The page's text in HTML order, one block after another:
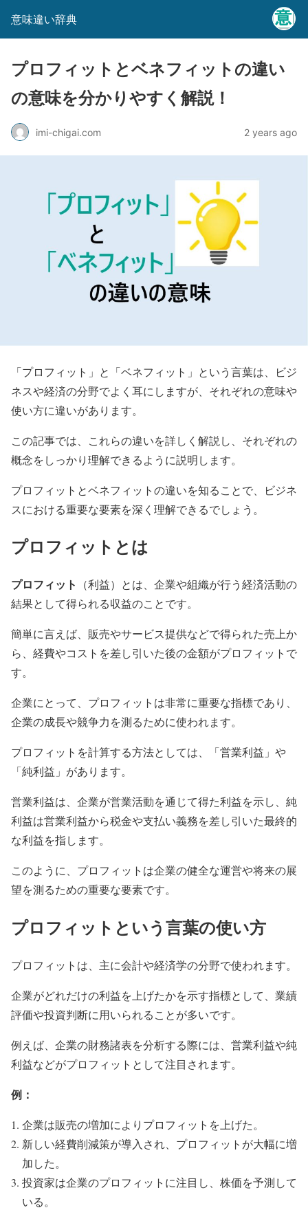
意味違い辞典
プロフィットとベネフィットの違い
の意味を分かりやすく解説！
imi-chigai.com 2 years ago
「プロフィット」と「ベネフィット」という言葉は、ビジ
ネスや経済の分野でよく耳にしますが、それぞれの意味や
使い方に違いがあります。
この記事では、これらの違いを詳しく解説し、それぞれの
概念をしっかり理解できるように説明します。
プロフィットとベネフィットの違いを知ることで、ビジネ
スにおける重要な要素を深く理解できるでしょう。
プロフィットとは
プロフィット
（利益）とは、企業や組織が行う経済活動の
結果として得られる収益のことです。
簡単に言えば、販売やサービス提供などで得られた売上か
ら、経費やコストを差し引いた後の金額がプロフィットで
す。
企業にとって、プロフィットは非常に重要な指標であり、
企業の成長や競争力を測るために使われます。
プロフィットを計算する方法としては、「営業利益」や
「純利益」があります。
営業利益は、企業が営業活動を通じて得た利益を示し、純
利益は営業利益から税金や支払い義務を差し引いた最終的
な利益を指します。
このように、プロフィットは企業の健全な運営や将来の展
望を測るための重要な要素です。
プロフィットという言葉の使い方
プロフィットは、主に会計や経済学の分野で使われます。
企業がどれだけの利益を上げたかを示す指標として、業績
評価や投資判断に用いられることが多いです。
例えば、企業の財務諸表を分析する際には、営業利益や純
利益などがプロフィットとして注目されます。
例：
企業は販売の増加によりプロフィットを上げた。
新しい経費削減策が導入され、プロフィットが大幅に増
加した。
投資家は企業のプロフィットに注目し、株価を予測して
いる。